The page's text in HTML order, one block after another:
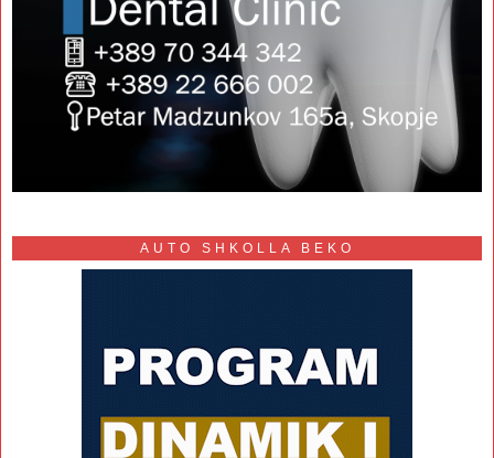
AUTO SHKOLLA BEKO